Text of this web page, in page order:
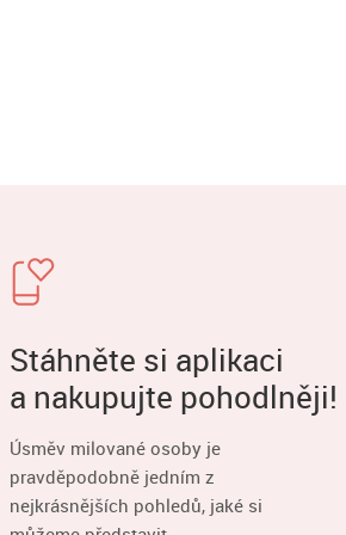
Stáhněte si aplikaci
a nakupujte pohodlněji!
Úsměv milované osoby je
pravděpodobně jedním z
nejkrásnějších pohledů, jaké si